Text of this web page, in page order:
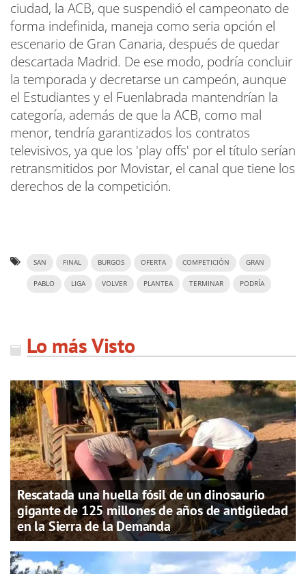
ciudad, la ACB, que suspendió el campeonato de
forma indefinida, maneja como seria opción el
escenario de Gran Canaria, después de quedar
descartada Madrid. De ese modo, podría concluir
la temporada y decretarse un campeón, aunque
el Estudiantes y el Fuenlabrada mantendrían la
categoría, además de que la ACB, como mal
menor, tendría garantizados los contratos
televisivos, ya que los 'play offs' por el título serían
retransmitidos por Movistar, el canal que tiene los
derechos de la competición.
SAN FINAL BURGOS OFERTA COMPETICIÓN GRAN
PABLO LIGA VOLVER PLANTEA TERMINAR PODRÍA
Lo más Visto
Rescatada una huella fósil de un dinosaurio
gigante de 125 millones de años de antigüedad
en la Sierra de la Demanda